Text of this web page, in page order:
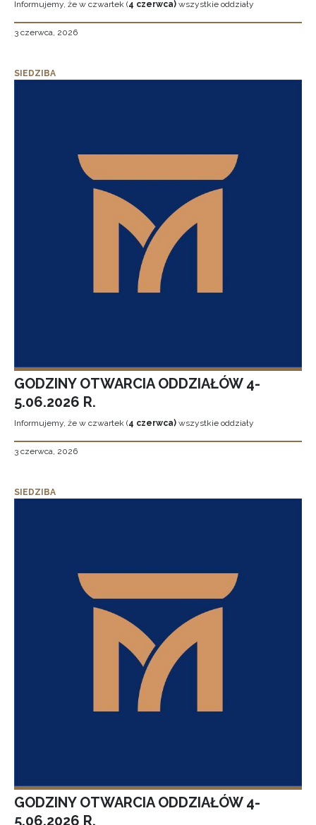
Informujemy, że w czwartek (4 czerwca) wszystkie oddziały
3 czerwca, 2026
SIEDZIBA
GODZINY OTWARCIA ODDZIAŁÓW 4-
5.06.2026 R.
Informujemy, że w czwartek (4 czerwca) wszystkie oddziały
3 czerwca, 2026
SIEDZIBA
GODZINY OTWARCIA ODDZIAŁÓW 4-
5.06.2026 R.